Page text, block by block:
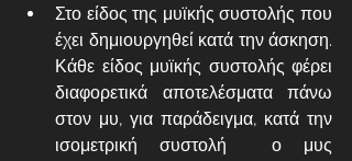
Στο είδος της μυϊκής συστολής που
έχει δημιουργηθεί κατά την άσκηση.
Κάθε είδος μυϊκής συστολής φέρει
διαφορετικά αποτελέσματα πάνω
στον μυ, για παράδειγμα, κατά την
ισομετρική συστολή  ο μυς